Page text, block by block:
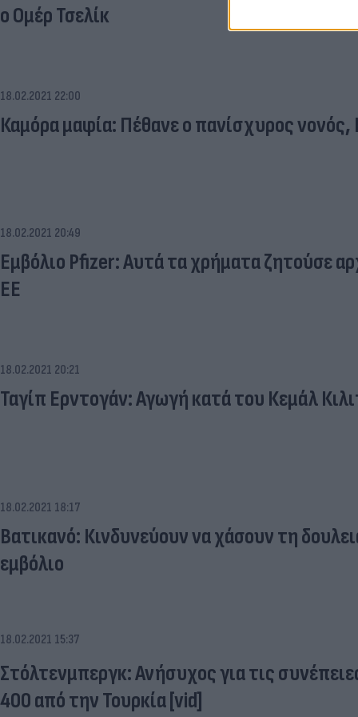
ο Ομέρ Τσελίκ
18.02.2021 22:00
Καμόρα μαφία: Πέθανε ο πανίσχυρος
18.02.2021 20:49
Εμβόλιο Pfizer: Αυτά τα χρήματα ζητούσε
ΕΕ
18.02.2021 20:21
Ταγίπ Ερντογάν: Αγωγή κατά του Κεμάλ
18.02.2021 18:17
Βατικανό: Κινδυνεύουν να χάσουν τη
εμβόλιο
18.02.2021 15:37
Στόλτενμπεργκ: Ανήσυχος για τις
400 από την Τουρκία [vid]